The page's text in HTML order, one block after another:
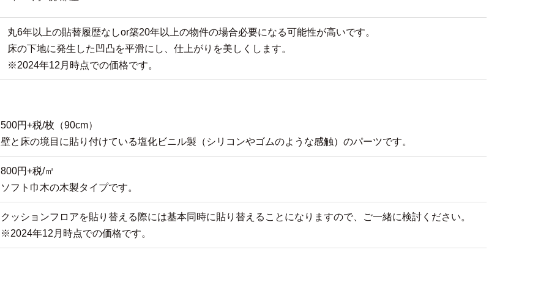
丸6年以上の貼替履歴なしor築20年以上の物件の場合必要になる可能性が高いです。
床の下地に発生した凹凸を平滑にし、仕上がりを美しくします。
※2024年12月時点での価格です。
500円+税/枚（90cm）
壁と床の境目に貼り付けている塩化ビニル製（シリコンやゴムのような感触）のパーツです。
800円+税/㎡
ソフト巾木の木製タイプです。
クッションフロアを貼り替える際には基本同時に貼り替えることになりますので、ご一緒に検討ください。
※2024年12月時点での価格です。